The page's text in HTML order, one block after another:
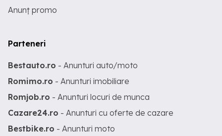
Anunț promo
Parteneri
Bestauto.ro - Anunturi auto/moto
Romimo.ro - Anunturi imobiliare
Romjob.ro - Anunturi locuri de munca
Cazare24.ro - Anunturi cu oferte de cazare
Bestbike.ro - Anunturi moto